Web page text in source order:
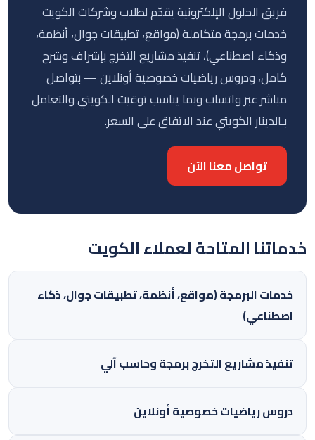
فريق الحلول الإلكترونية يقدّم لطلاب وشركات الكويت
خدمات برمجة متكاملة (مواقع، تطبيقات جوال، أنظمة،
وذكاء اصطناعي)، تنفيذ مشاريع التخرج بإشراف وشرح
كامل، ودروس رياضيات خصوصية أونلاين — بتواصل
مباشر عبر واتساب وبما يناسب توقيت الكويتي والتعامل
بـالدينار الكويتي عند الاتفاق على السعر.
تواصل معنا الآن
خدماتنا المتاحة لعملاء الكويت
خدمات البرمجة (مواقع، أنظمة، تطبيقات جوال، ذكاء
اصطناعي)
تنفيذ مشاريع التخرج برمجة وحاسب آلي
دروس رياضيات خصوصية أونلاين